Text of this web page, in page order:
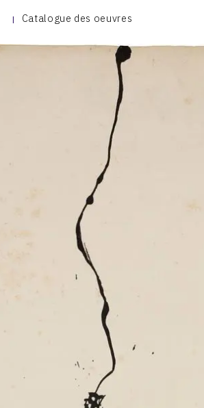
Catalogue des oeuvres